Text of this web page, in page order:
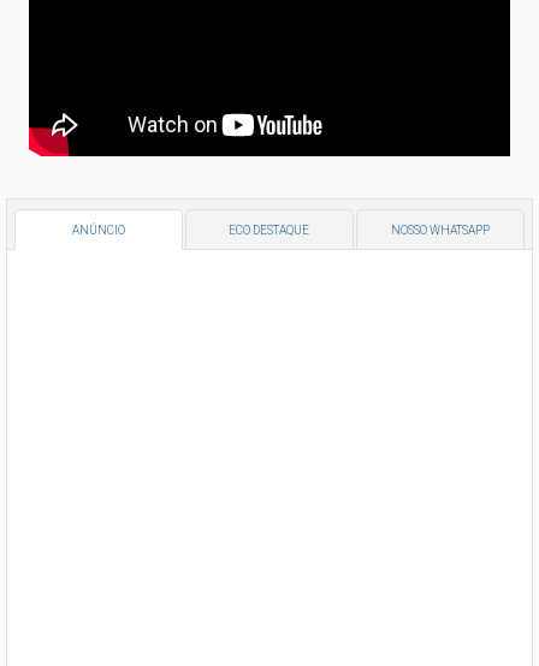
ANÚNCIO ECO DESTAQUE NOSSO WHATSAPP